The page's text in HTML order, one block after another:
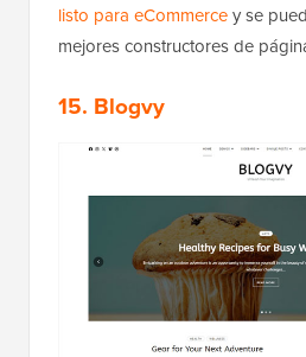
listo para eCommercey se
mejores constructores de
15. Blogvy